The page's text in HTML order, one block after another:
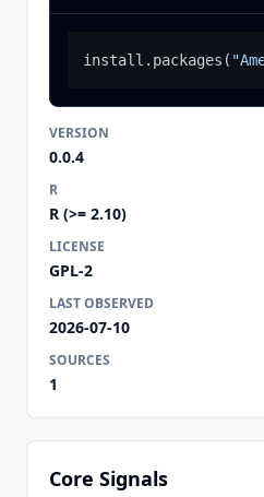
install.packages (
VERSION
0.0.4
R
R (>= 2.10)
LICENSE
GPL-2
LAST OBSERVED
2026-07-10
SOURCES
1
Core Signals